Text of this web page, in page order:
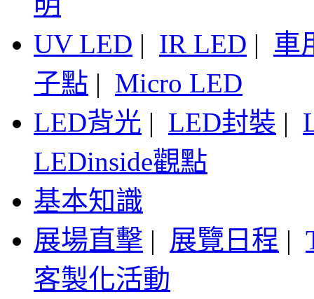
UV LED | IR LED | 車
子點 | Micro LED
LED背光 | LED封裝 |
LEDinside觀點
基本知識
展場直擊 | 展覽日程 |
客製化活動